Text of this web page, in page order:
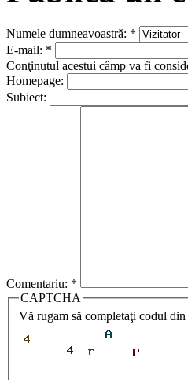
Numele dumneavoastră: *
E-mail: *
Conţinutul acestui câmp va fi
Homepage:
Subiect:
Comentariu: *
CAPTCHA
Vă rugam să completaţi codul